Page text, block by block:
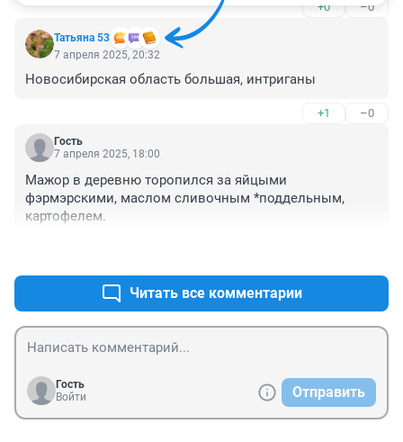
колёса в результате чего автобус перевернулся
+0 –0
Татьяна 53
7 апреля 2025, 20:32
Новосибирская область большая, интриганы
+1 –0
Гость
7 апреля 2025, 18:00
Мажор в деревню торопился за яйцыми
фэрмэрскими, маслом сливочным *поддельным,
картофелем.
Читать все комментарии
Гость
Войти
Отправить